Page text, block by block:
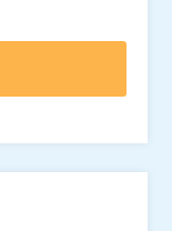
ードルが下が
ーザーと共有
なる部分をデモ
Power BI含め
マジセミ株式
は将来的に追